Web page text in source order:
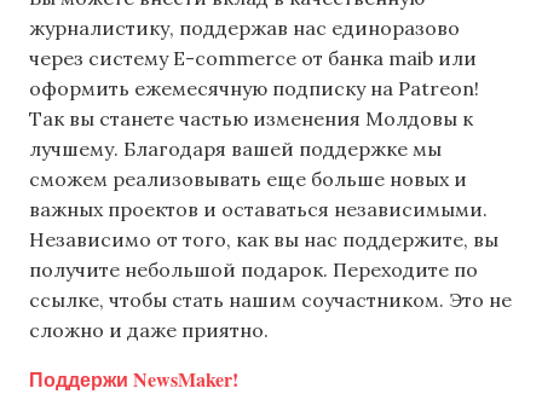
журналистику, поддержав нас единоразово
через систему E-commerce от банка maib или
оформить ежемесячную подписку на Patreon!
Так вы станете частью изменения Молдовы к
лучшему. Благодаря вашей поддержке мы
сможем реализовывать еще больше новых и
важных проектов и оставаться независимыми.
Независимо от того, как вы нас поддержите, вы
получите небольшой подарок. Переходите по
ссылке, чтобы стать нашим соучастником. Это не
сложно и даже приятно.
Поддержи NewsMaker!